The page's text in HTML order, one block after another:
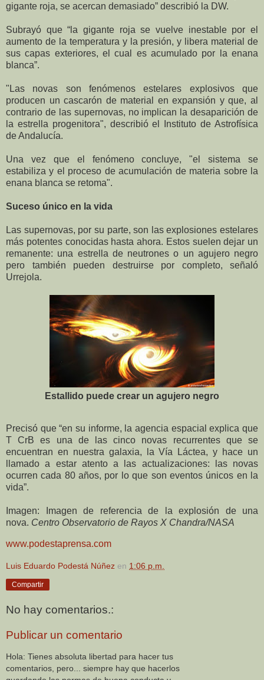
gigante roja, se acercan demasiado” describió la DW.
Subrayó que “la gigante roja se vuelve inestable por el
aumento de la temperatura y la presión, y libera material de
sus capas exteriores, el cual es acumulado por la enana
blanca”.
"Las novas son fenómenos estelares explosivos que
producen un cascarón de material en expansión y que, al
contrario de las supernovas, no implican la desaparición de
la estrella progenitora", describió el Instituto de Astrofísica
de Andalucía.
Una vez que el fenómeno concluye, "el sistema se
estabiliza y el proceso de acumulación de materia sobre la
enana blanca se retoma".
Suceso único en la vida
Las supernovas, por su parte, son las explosiones estelares
más potentes conocidas hasta ahora. Estos suelen dejar un
remanente: una estrella de neutrones o un agujero negro
pero también pueden destruirse por completo, señaló
Urrejola.
Estallido puede crear un agujero negro
Precisó que “en su informe, la agencia espacial explica que
T CrB es una de las cinco novas recurrentes que se
encuentran en nuestra galaxia, la Vía Láctea, y hace un
llamado a estar atento a las actualizaciones: las novas
ocurren cada 80 años, por lo que son eventos únicos en la
vida”.
Imagen: Imagen de referencia de la explosión de una
nova. Centro Observatorio de Rayos X Chandra/NASA
www.podestaprensa.com
Luis Eduardo Podestá Núñez en 1:06 p.m.
Compartir
No hay comentarios.:
Publicar un comentario
Hola: Tienes absoluta libertad para hacer tus
comentarios, pero... siempre hay que hacerlos